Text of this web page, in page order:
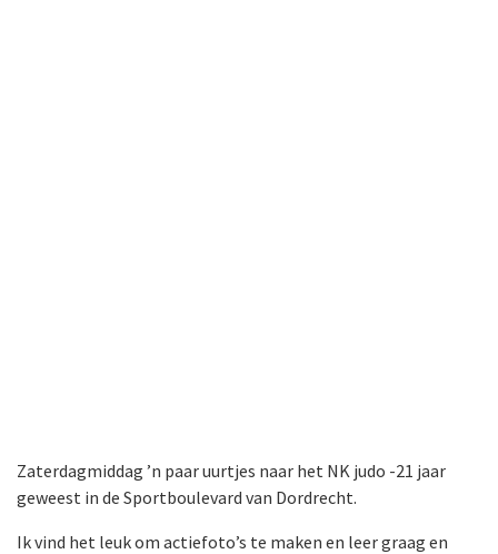
Zaterdagmiddag ’n paar uurtjes naar het NK judo -21 jaar
geweest in de Sportboulevard van Dordrecht.
Ik vind het leuk om actiefoto’s te maken en leer graag en